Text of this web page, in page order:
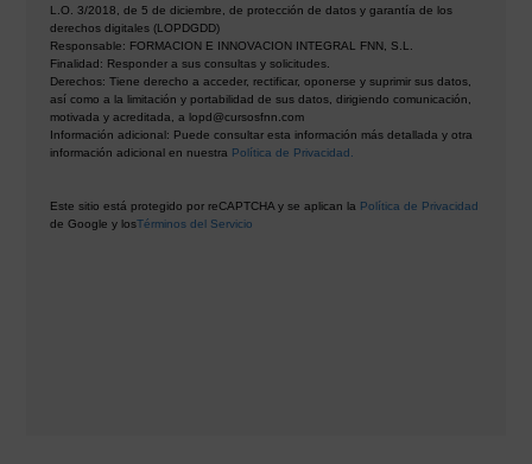
L.O. 3/2018, de 5 de diciembre, de protección de datos y garantía de los
derechos digitales (LOPDGDD)
Responsable: FORMACION E INNOVACION INTEGRAL FNN, S.L.
Finalidad: Responder a sus consultas y solicitudes.
Derechos: Tiene derecho a acceder, rectificar, oponerse y suprimir sus datos,
así como a la limitación y portabilidad de sus datos, dirigiendo comunicación,
motivada y acreditada, a lopd@cursosfnn.com
Información adicional: Puede consultar esta información más detallada y otra
información adicional en nuestra Política de Privacidad.
Este sitio está protegido por reCAPTCHA y se aplican la Política de Privacidad
de Google y losTérminos del Servicio